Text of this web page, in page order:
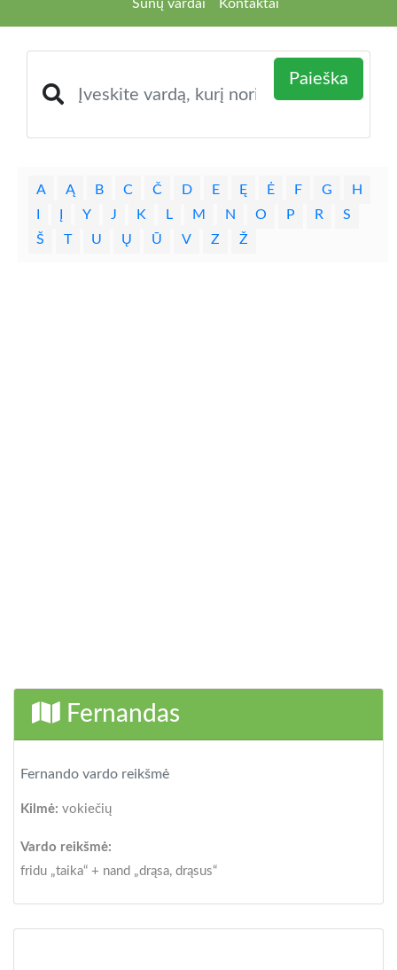
Šunų vardai
Kontaktai
Paieška
A Ą B C Č D E Ę Ė F G
H
Y J K L M N O P R
S
Š
T U Ų Ū V Z Ž
Fernandas
Fernando vardo reikšmė
Kilmė: vokiečių
Vardo reikšmė:
fridu „taika“ + nand „drąsa, drąsus“